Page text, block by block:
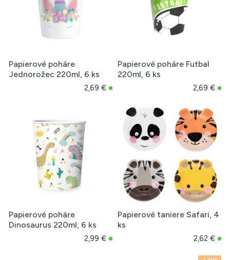
Papierové poháre
Jednorožec 220ml, 6 ks
2,69 €
Papierové poháre Futbal
220ml, 6 ks
2,69 €
Papierové poháre
Dinosaurus 220ml, 6 ks
2,99 €
Papierové taniere Safari, 4
ks
2,62 €